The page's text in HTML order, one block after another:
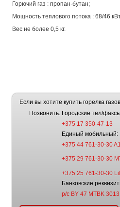
Горючий газ : пропан-бутан;
Мощность теплового потока : 68/46
Вес не более 0,5 кг.
Если вы хотите купить горелка
Позвонить: Городские тел/
+375 17 350-47-13
Единый мобильный:
+375 44 761-30-30 A1
+375 29 761-30-30
+375 25 761-30-30
Банковские
р/с BY 47 MTBK